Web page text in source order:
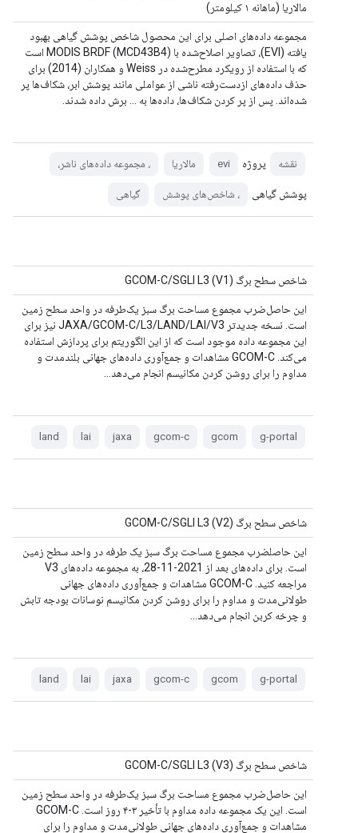
مالاریا (ماهانه ۱ کیلومتر)
مجموعه داده‌های اصلی برای این محصول شاخص پوشش گیاهی بهبود
یافته (EVI)، تصاویر اصلاح‌شده با MODIS BRDF (MCD43B4) است
که با استفاده از رویکرد مطرح‌شده در Weiss و همکاران (2014) برای
حذف داده‌های ازدست‌رفته ناشی از عواملی مانند پوشش ابر، شکاف‌ها پر
شده‌اند. پس از پر کردن شکاف‌ها، داده‌ها به ... برش داده شدند.
نقشه پروژه evi مالاریا ، مجموعه داده‌های ناشر،
پوشش گیاهی ، شاخص‌های پوشش گیاهی
شاخص سطح برگ GCOM-C/SGLI L3 (V1)
این حاصل‌ضرب مجموع مساحت برگ سبز یک‌طرفه در واحد سطح زمین
است. نسخه جدیدتر JAXA/GCOM-C/L3/LAND/LAI/V3 نیز برای
این مجموعه داده موجود است که از این الگوریتم برای پردازش استفاده
می‌کند. GCOM-C مشاهدات و جمع‌آوری داده‌های جهانی بلندمدت و
مداوم را برای روشن کردن مکانیسم انجام می‌دهد...
g-portal
gcom
gcom-c
jaxa
lai
land
شاخص سطح برگ GCOM-C/SGLI L3 (V2)
این حاصلضرب مجموع مساحت برگ سبز یک طرفه در واحد سطح زمین
است. برای داده‌های بعد از 2021-11-28، به مجموعه داده‌های V3
مراجعه کنید. GCOM-C مشاهدات و جمع‌آوری داده‌های جهانی
طولانی‌مدت و مداوم را برای روشن کردن مکانیسم نوسانات بودجه تابش
و چرخه کربن انجام می‌دهد...
g-portal
gcom
gcom-c
jaxa
lai
land
شاخص سطح برگ GCOM-C/SGLI L3 (V3)
این حاصل‌ضرب مجموع مساحت برگ سبز یک‌طرفه در واحد سطح زمین
است. این یک مجموعه داده مداوم با تأخیر ۳-۴ روز است. GCOM-C
مشاهدات و جمع‌آوری داده‌های جهانی طولانی‌مدت و مداوم را برای